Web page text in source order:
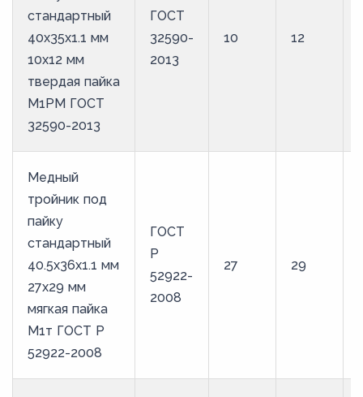
стандартный
40х35х1.1 мм
10х12 мм
твердая пайка
М1РМ ГОСТ
32590-2013
ГОСТ
32590-
2013
10 12
Медный
тройник под
пайку
стандартный
40.5х36х1.1 мм
27х29 мм
мягкая пайка
М1т ГОСТ Р
52922-2008
ГОСТ
Р
52922-
2008
27 29